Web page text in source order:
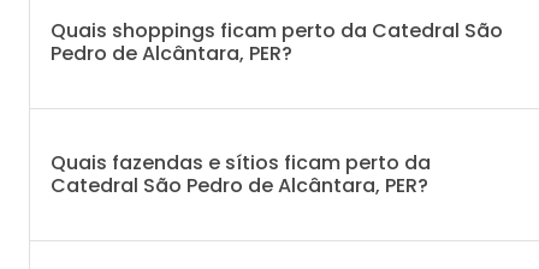
Quais shoppings ficam perto da Catedral São
Pedro de Alcântara, PER?
Quais fazendas e sítios ficam perto da
Catedral São Pedro de Alcântara, PER?